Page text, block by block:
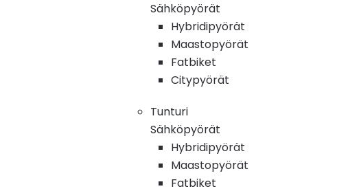
Sähköpyörät
Hybridipyörät
Maastopyörät
Fatbiket
Citypyörät
Tunturi
Sähköpyörät
Hybridipyörät
Maastopyörät
Fatbiket